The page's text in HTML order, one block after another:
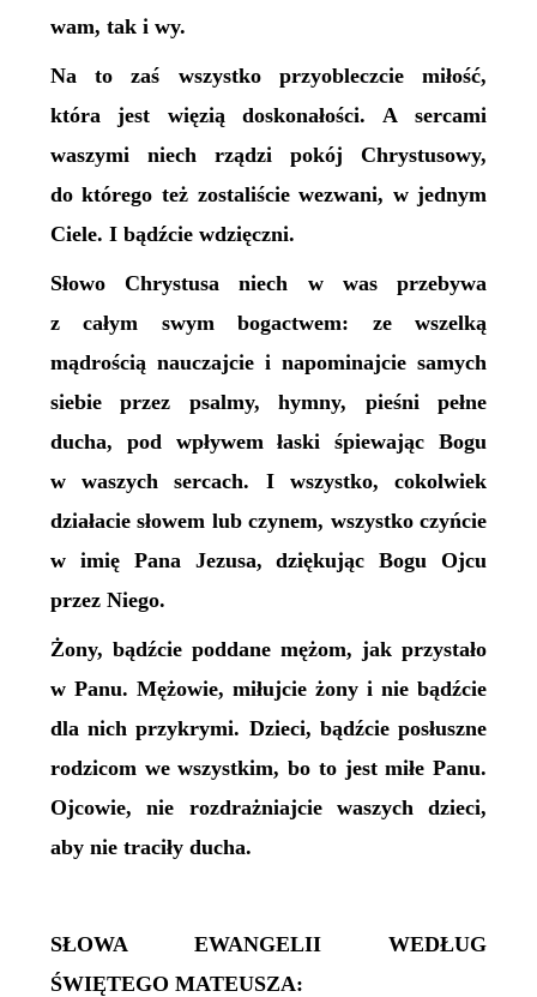
wam, tak i wy.
Na to zaś wszystko przyobleczcie miłość,
która jest więzią doskonałości. A sercami
waszymi niech rządzi pokój Chrystusowy,
do którego też zostaliście wezwani, w jednym
Ciele. I bądźcie wdzięczni.
Słowo Chrystusa niech w was przebywa
z całym swym bogactwem: ze wszelką
mądrością nauczajcie i napominajcie samych
siebie przez psalmy, hymny, pieśni pełne
ducha, pod wpływem łaski śpiewając Bogu
w waszych sercach. I wszystko, cokolwiek
działacie słowem lub czynem, wszystko czyńcie
w imię Pana Jezusa, dziękując Bogu Ojcu
przez Niego.
Żony, bądźcie poddane mężom, jak przystało
w Panu. Mężowie, miłujcie żony i nie bądźcie
dla nich przykrymi. Dzieci, bądźcie posłuszne
rodzicom we wszystkim, bo to jest miłe Panu.
Ojcowie, nie rozdrażniajcie waszych dzieci,
aby nie traciły ducha.
SŁOWA EWANGELII WEDŁUG
ŚWIĘTEGO MATEUSZA: